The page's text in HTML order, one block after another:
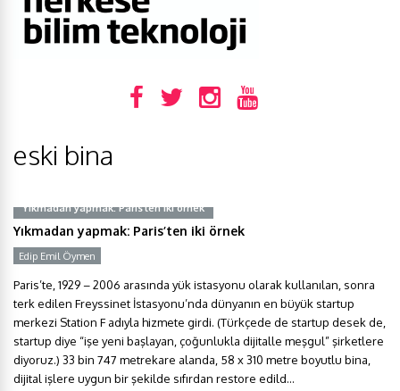
eski bina
Yıkmadan yapmak: Paris’ten iki örnek
Yıkmadan yapmak: Paris’ten iki örnek
Edip Emil Öymen
Paris’te, 1929 – 2006 arasında yük istasyonu olarak kullanılan, sonra
terk edilen Freyssinet İstasyonu’nda dünyanın en büyük startup
merkezi Station F adıyla hizmete girdi. (Türkçede de startup desek de,
startup diye “işe yeni başlayan, çoğunlukla dijitalle meşgul” şirketlere
diyoruz.) 33 bin 747 metrekare alanda, 58 x 310 metre boyutlu bina,
dijital işlere uygun bir şekilde sıfırdan restore edild...